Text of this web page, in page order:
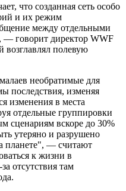
что созданная сеть особо
и их режим
между отдельными
— говорит директор WWF
полевую
необратимые для
последствия, изменяя
изменения в места
отдельные группировки
сценариям вскоре до 30%
утеряно и разрушено
планете", — считают
к жизни в
отсутствия там